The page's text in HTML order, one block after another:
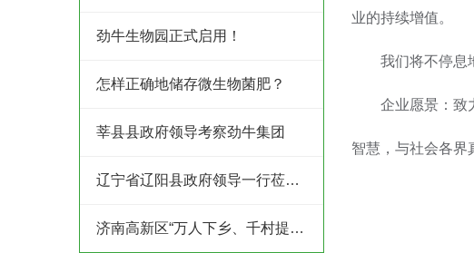
劲牛生物园正式启用！
怎样正确地储存微生物菌肥？
莘县县政府领导考察劲牛集团
辽宁省辽阳县政府领导一行莅临劲牛集团考察
济南高新区“万人下乡、千村提升”工程村企结对共建行动
业的持续增值。
我们将不停息
企业愿景：致
智慧，与社会各界